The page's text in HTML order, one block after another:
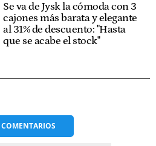
Se va de Jysk la cómoda con 3
cajones más barata y elegante
al 31% de descuento: "Hasta
que se acabe el stock"
COMENTARIOS